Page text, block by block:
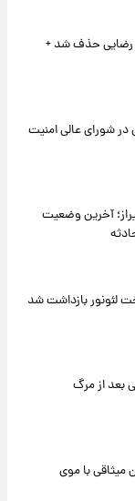
حذف شد +
عالی امنیت
آخرین وضعیت
از مرگ
با موی